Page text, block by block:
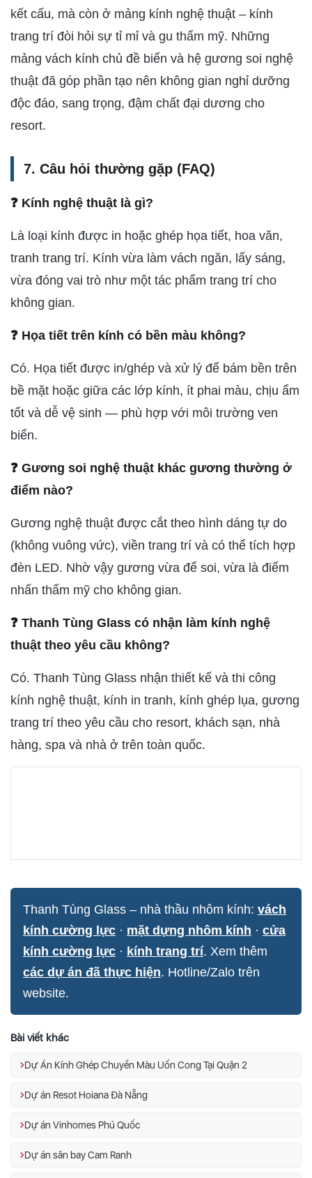
kết cấu, mà còn ở mảng kính nghệ thuật – kính
trang trí đòi hỏi sự tỉ mỉ và gu thẩm mỹ. Những
mảng vách kính chủ đề biển và hệ gương soi nghệ
thuật đã góp phần tạo nên không gian nghỉ dưỡng
độc đáo, sang trọng, đậm chất đại dương cho
resort.
7. Câu hỏi thường gặp (FAQ)
❓ Kính nghệ thuật là gì?
Là loại kính được in hoặc ghép họa tiết, hoa văn,
tranh trang trí. Kính vừa làm vách ngăn, lấy sáng,
vừa đóng vai trò như một tác phẩm trang trí cho
không gian.
❓ Họa tiết trên kính có bền màu không?
Có. Họa tiết được in/ghép và xử lý để bám bền trên
bề mặt hoặc giữa các lớp kính, ít phai màu, chịu ẩm
tốt và dễ vệ sinh — phù hợp với môi trường ven
biển.
❓ Gương soi nghệ thuật khác gương thường ở
điểm nào?
Gương nghệ thuật được cắt theo hình dáng tự do
(không vuông vức), viền trang trí và có thể tích hợp
đèn LED. Nhờ vậy gương vừa để soi, vừa là điểm
nhấn thẩm mỹ cho không gian.
❓ Thanh Tùng Glass có nhận làm kính nghệ
thuật theo yêu cầu không?
Có. Thanh Tùng Glass nhận thiết kế và thi công
kính nghệ thuật, kính in tranh, kính ghép lụa, gương
trang trí theo yêu cầu cho resort, khách sạn, nhà
hàng, spa và nhà ở trên toàn quốc.
Thanh Tùng Glass – nhà thầu nhôm kính: vách
kính cường lực · mặt dựng nhôm kính · cửa
kính cường lực · kính trang trí. Xem thêm
các dự án đã thực hiện. Hotline/Zalo trên
website.
Bài viết khác
Dự Án Kính Ghép Chuyển Màu Uốn Cong Tại Quận 2
Dự án Resot Hoiana Đà Nẵng
Dự án Vinhomes Phú Quốc
Dự án sân bay Cam Ranh